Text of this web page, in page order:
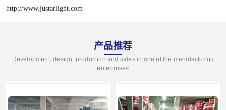
http://www.justarlight.com
产品推荐
Development, design, production and sales in one of the manufacturing
enterprises